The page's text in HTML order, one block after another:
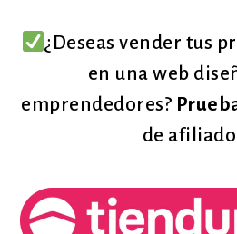
¿Deseas vender tus
en una web
emprendedores?
de afiliado